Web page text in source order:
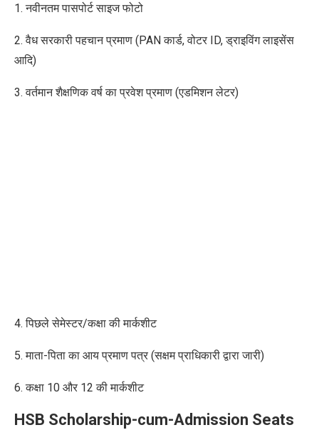
1. नवीनतम पासपोर्ट साइज फोटो
2. वैध सरकारी पहचान प्रमाण ( PANकार्ड,वोटर ID,ड्राइविंग लाइसेंस
आदि)
3. वर्तमान शैक्षणिक वर्ष का प्रवेश प्रमाण (एडमिशन लेटर)
4. पिछले सेमेस्टर/कक्षा की मार्कशीट
5. माता-पिता का आय प्रमाण पत्र (सक्षम प्राधिकारी द्वारा जारी)
6. कक्षा 10 और 12 की मार्कशीट
HSB Scholarship-cum-Admission Seats